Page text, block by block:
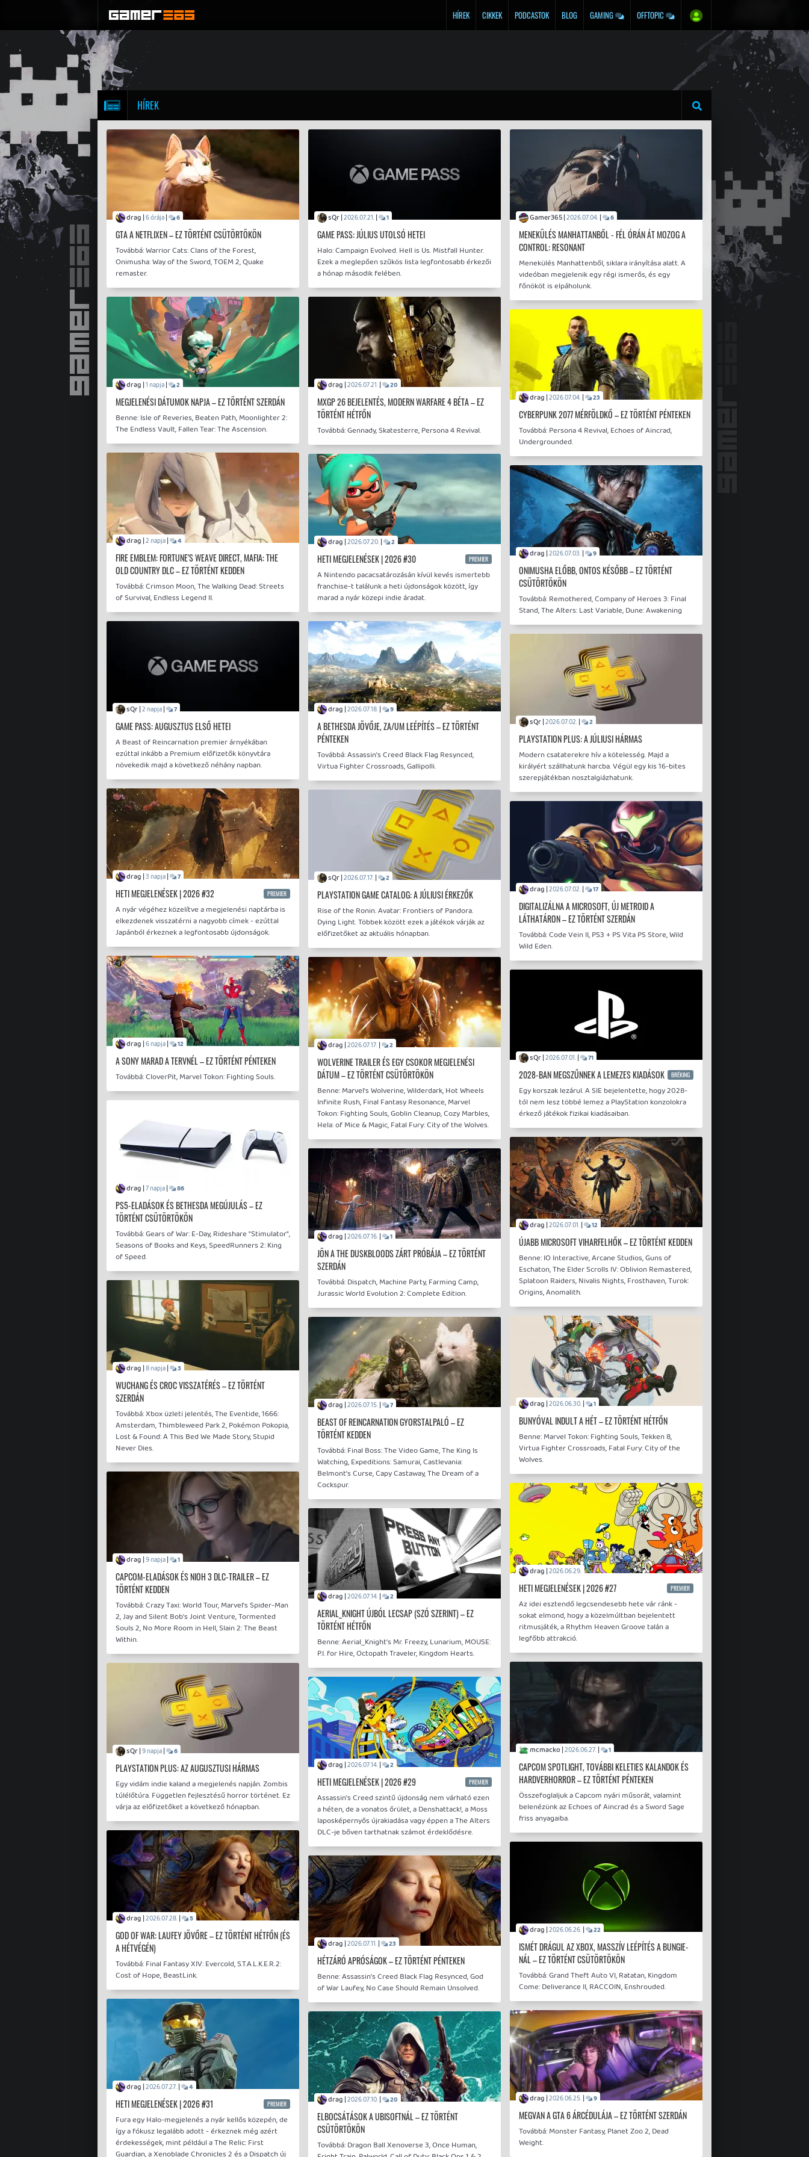
HÍREK CIKKEK PODCASTOK BLOG GAMING OFFTOPIC
HÍREK
drag |6 órája| 6
GTA A NETFLIXEN – EZ TÖRTÉNT CSÜTÖRTÖKÖN
Továbbá: Warrior Cats: Clans of the Forest,
Onimusha: Way of the Sword, TOEM 2, Quake
remaster.
drag |1 napja| 2
MEGJELENÉSI DÁTUMOK NAPJA – EZ TÖRTÉNT SZERDÁN
Benne: Isle of Reveries, Beaten Path, Moonlighter 2:
The Endless Vault, Fallen Tear: The Ascension.
drag |2 napja| 4
FIRE EMBLEM: FORTUNE'S WEAVE DIRECT, MAFIA: THE
OLD COUNTRY DLC – EZ TÖRTÉNT KEDDEN
Továbbá: Crimson Moon, The Walking Dead: Streets
of Survival, Endless Legend II.
sQr |2 napja| 7
GAME PASS: AUGUSZTUS ELSŐ HETEI
A Beast of Reincarnation premier árnyékában
ezúttal inkább a Premium előfizetők könyvtára
növekedik majd a következő néhány napban.
drag |3 napja| 7
HETI MEGJELENÉSEK | 2026 #32 PREMIER
A nyár végéhez közelítve a megjelenési naptárba is
elkezdenek visszatérni a nagyobb címek - ezúttal
Japánból érkeznek a legfontosabb újdonságok.
drag |6 napja| 12
A SONY MARAD A TERVNÉL – EZ TÖRTÉNT PÉNTEKEN
Továbbá: CloverPit, Marvel Tokon: Fighting Souls.
drag |7 napja| 86
PS5-ELADÁSOK ÉS BETHESDA MEGÚJULÁS – EZ
TÖRTÉNT CSÜTÖRTÖKÖN
Továbbá: Gears of War: E-Day, Rideshare "Stimulator",
Seasons of Books and Keys, SpeedRunners 2: King
of Speed.
drag |8 napja| 3
WUCHANG ÉS CROC VISSZATÉRÉS – EZ TÖRTÉNT
SZERDÁN
Továbbá: Xbox üzleti jelentés, The Eventide, 1666:
Amsterdam, Thimbleweed Park 2, Pokémon Pokopia,
Lost & Found: A This Bed We Made Story, Stupid
Never Dies.
drag |9 napja| 1
CAPCOM-ELADÁSOK ÉS NIOH 3 DLC-TRAILER – EZ
TÖRTÉNT KEDDEN
Továbbá: Crazy Taxi: World Tour, Marvel's Spider-Man
2, Jay and Silent Bob's Joint Venture, Tormented
Souls 2, No More Room in Hell, Slain 2: The Beast
Within.
sQr |9 napja| 6
PLAYSTATION PLUS: AZ AUGUSZTUSI HÁRMAS
Egy vidám indie kaland a megjelenés napján. Zombis
túlélőtúra. Független fejlesztésű horror történet. Ez
várja az előfizetőket a következő hónapban.
drag |2026.07.28.| 5
GOD OF WAR: LAUFEY JÖVŐRE – EZ TÖRTÉNT HÉTFŐN (ÉS
A HÉTVÉGÉN)
Továbbá: Final Fantasy XIV: Evercold, S.T.A.L.K.E.R.2:
Cost of Hope, BeastLink.
drag |2026.07.27.| 4
HETI MEGJELENÉSEK | 2026 #31 PREMIER
Fura egy Halo-megjelenés a nyár kellős közepén, de
így a fókusz legalább adott - érkeznek még azért
érdekességek, mint például a The Relic: First
Guardian, a Xenoblade Chronicles 2 és a Dispatch új
sQr |2026.07.21.| 1
GAME PASS: JÚLIUS UTOLSÓ HETEI
Halo: Campaign Evolved. Hell is Us. Mistfall Hunter.
Ezek a meglepően szűkös lista legfontosabb érkezői
a hónap második felében.
drag |2026.07.21.| 20
MXGP 26 BEJELENTÉS, MODERN WARFARE 4 BÉTA – EZ
TÖRTÉNT HÉTFŐN
Továbbá: Gennady, Skatesterre, Persona 4 Revival.
drag |2026.07.20.| 2
HETI MEGJELENÉSEK | 2026 #30 PREMIER
A Nintendo pacacsatározásán kívül kevés ismertebb
franchise-t találunk a heti újdonságok között, így
marad a nyár közepi indie áradat.
drag |2026.07.18.| 9
A BETHESDA JÖVŐJE, ZA/UM LEÉPÍTÉS – EZ TÖRTÉNT
PÉNTEKEN
Továbbá: Assassin's Creed Black Flag Resynced,
Virtua Fighter Crossroads, Gallipolli.
sQr |2026.07.17.| 2
PLAYSTATION GAME CATALOG: A JÚLIUSI ÉRKEZŐK
Rise of the Ronin. Avatar: Frontiers of Pandora.
Dying Light. Többek között ezek a játékok várják az
előfizetőket az aktuális hónapban.
drag |2026.07.17.| 2
WOLVERINE TRAILER ÉS EGY CSOKOR MEGJELENÉSI
DÁTUM – EZ TÖRTÉNT CSÜTÖRTÖKÖN
Benne: Marvel's Wolverine, Wilderdark, Hot Wheels
Infinite Rush, Final Fantasy Resonance, Marvel
Tokon: Fighting Souls, Goblin Cleanup, Cozy Marbles,
Hela: of Mice & Magic, Fatal Fury: City of the Wolves.
drag |2026.07.16.| 1
JÖN A THE DUSKBLOODS ZÁRT PRÓBÁJA – EZ TÖRTÉNT
SZERDÁN
Továbbá: Dispatch, Machine Party, Farming Camp,
Jurassic World Evolution 2: Complete Edition.
drag |2026.07.15.| 7
BEAST OF REINCARNATION GYORSTALPALÓ – EZ
TÖRTÉNT KEDDEN
Továbbá: Final Boss: The Video Game, The King Is
Watching, Expeditions: Samurai, Castlevania:
Belmont's Curse, Capy Castaway, The Dream of a
Cockspur.
drag |2026.07.14.| 2
AERIAL_KNIGHT ÚJBÓL LECSAP (SZÓ SZERINT) – EZ
TÖRTÉNT HÉTFŐN
Benne: Aerial_Knight's Mr. Freezy, Lunarium, MOUSE:
P.I. for Hire, Octopath Traveler, Kingdom Hearts.
drag |2026.07.14.| 2
HETI MEGJELENÉSEK | 2026 #29 PREMIER
Assassin's Creed szintű újdonság nem várható ezen
a héten, de a vonatos őrület, a Denshattack!, a Moss
laposképernyős újrakiadása vagy éppen a The Alters
DLC-je bőven tarthatnak számot érdeklődésre.
drag |2026.07.11.| 23
HÉTZÁRÓ APRÓSÁGOK – EZ TÖRTÉNT PÉNTEKEN
Benne: Assassin's Creed Black Flag Resynced, God
of War Laufey, No Case Should Remain Unsolved.
drag |2026.07.10.| 20
ELBOCSÁTÁSOK A UBISOFTNÁL – EZ TÖRTÉNT
CSÜTÖRTÖKÖN
Továbbá: Dragon Ball Xenoverse 3, Once Human,
Gamer365 |2026.07.04.| 6
MENEKÜLÉS MANHATTANBŐL - FÉL ÓRÁN ÁT MOZOG A
CONTROL: RESONANT
Menekülés Manhattenből, siklara irányítása alatt. A
videóban megjelenik egy régi ismerős, és egy
főnököt is elpáholunk.
drag |2026.07.04.| 23
CYBERPUNK 2077 MÉRFÖLDKŐ – EZ TÖRTÉNT PÉNTEKEN
Továbbá: Persona 4 Revival, Echoes of Aincrad,
Undergrounded.
drag |2026.07.03.| 9
ONIMUSHA ELŐBB, ONTOS KÉSŐBB – EZ TÖRTÉNT
CSÜTÖRTÖKÖN
Továbbá: Remothered, Company of Heroes 3: Final
Stand, The Alters: Last Variable, Dune: Awakening
sQr |2026.07.02.| 2
PLAYSTATION PLUS: A JÚLIUSI HÁRMAS
Modern csataterekre hív a kötelesség. Majd a
királyért szállhatunk harcba. Végül egy kis 16-bites
szerepjátékban nosztalgiázhatunk.
drag |2026.07.02.| 17
DIGITALIZÁLNA A MICROSOFT, ÚJ METROID A
LÁTHATÁRON – EZ TÖRTÉNT SZERDÁN
Továbbá: Code Vein II, PS3 + PS Vita PS Store, Wild
Wild Eden.
sQr |2026.07.01.| 71
2028-BAN MEGSZŰNNEK A LEMEZES KIADÁSOK BRÉKING
Egy korszak lezárul. A SIE bejelentette, hogy 2028-
tól nem lesz többé lemez a PlayStation konzolokra
érkező játékok fizikai kiadásaiban.
drag |2026.07.01.| 12
ÚJABB MICROSOFT VIHARFELHŐK – EZ TÖRTÉNT KEDDEN
Benne: IO Interactive, Arcane Studios, Guns of
Eschaton, The Elder Scrolls IV: Oblivion Remastered,
Splatoon Raiders, Nivalis Nights, Frosthaven, Turok:
Origins, Anomalith.
drag |2026.06.30.| 1
BUNYÓVAL INDULT A HÉT – EZ TÖRTÉNT HÉTFŐN
Benne: Marvel Tokon: Fighting Souls, Tekken 8,
Virtua Fighter Crossroads, Fatal Fury: City of the
Wolves.
drag |2026.06.29.
HETI MEGJELENÉSEK | 2026 #27 PREMIER
Az idei esztendő legcsendesebb hete vár ránk -
sokat elmond, hogy a közelmúltban bejelentett
ritmusjáték, a Rhythm Heaven Groove talán a
legfőbb attrakció.
mcmacko |2026.06.27.| 1
CAPCOM SPOTLIGHT, TOVÁBBI KELETIES KALANDOK ÉS
HARDVERHORROR – EZ TÖRTÉNT PÉNTEKEN
Összefoglaljuk a Capcom nyári műsorát, valamint
belenézünk az Echoes of Aincrad és a Sword Sage
friss anyagaiba.
drag |2026.06.26.| 22
ISMÉT DRÁGUL AZ XBOX, MASSZÍV LEÉPÍTÉS A BUNGIE-
NÁL – EZ TÖRTÉNT CSÜTÖRTÖKÖN
Továbbá: Grand Theft Auto VI, Ratatan, Kingdom
Come: Deliverance II, RACCOIN, Enshrouded.
drag |2026.06.25.| 9
MEGVAN A GTA 6 ÁRCÉDULÁJA – EZ TÖRTÉNT SZERDÁN
Továbbá: Monster Fantasy, Planet Zoo 2, Dead
Weight.